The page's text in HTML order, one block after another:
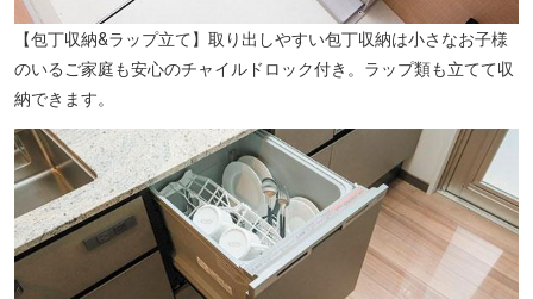
山里小学校（徒歩12分／約940m）
【包丁収納&ラップ立て】取り出しやすい包丁収納は小さなお子様
のいるご家庭も安心のチャイルドロック付き。ラップ類も立てて収
納できます。